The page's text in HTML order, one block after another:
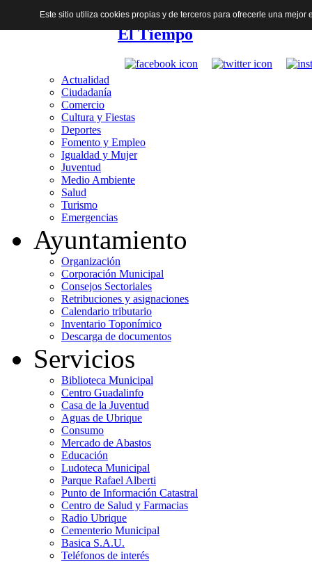
El Tiempo
Actualidad
Ciudadanía
Comercio
Cultura y Fiestas
Deportes
Fomento y Empleo
Igualdad y Mujer
Juventud
Medio Ambiente
Salud
Turismo
Emergencias
Ayuntamiento
Organización
Corporación Municipal
Consejos Sectoriales
Retribuciones y asignaciones
Calendario tributario
Inventario Toponímico
Descarga de documentos
Servicios
Biblioteca Municipal
Centro Guadalinfo
Casa de la Juventud
Aguas de Ubrique
Consumo
Mercado de Abastos
Educación
Ludoteca Municipal
Parque Rafael Alberti
Punto de Información Catastral
Centro de Salud y Farmacias
Radio Ubrique
Cementerio Municipal
Basica S.A.U.
Teléfonos de interés
Este sitio utiliza cookies propias y de terceros para ofrecerle una